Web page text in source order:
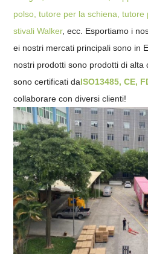
polso, tutore per la schiena,
stivali Walker, ecc. Esportiamo i
ei nostri mercati principali sono in
nostri prodotti sono prodotti di alta
sono certificati daISO13485, CE,
collaborare con diversi clienti!